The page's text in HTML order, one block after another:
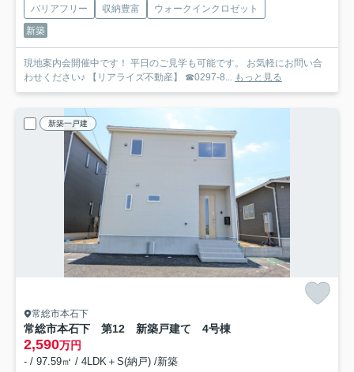
バリアフリー
収納豊富
ウォークインクロゼット
新築
現地案内会開催中です！ 平日のご見学も可能です。 お気軽にお問い合
わせください♪ 【リアライズ不動産】 ☎0297-8... もっと見る
新築一戸建
常総市本石下
常総市本石下 第12 新築戸建て 4号棟
2,590万円
- / 97.59㎡ / 4LDK＋S(納戸) /新築